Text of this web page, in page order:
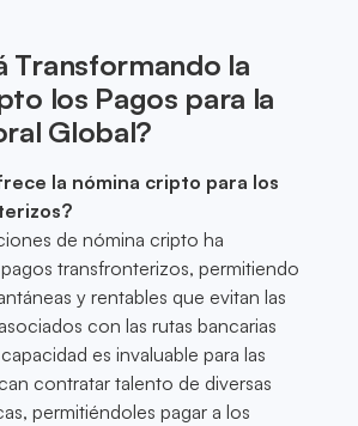
Transformando la
los Pagos para la
Global?
la nómina cripto para los
de nómina cripto ha
transfronterizos, permitiendo
y rentables que evitan las
con las rutas bancarias
es invaluable para las
contratar talento de diversas
permitiéndoles pagar a los